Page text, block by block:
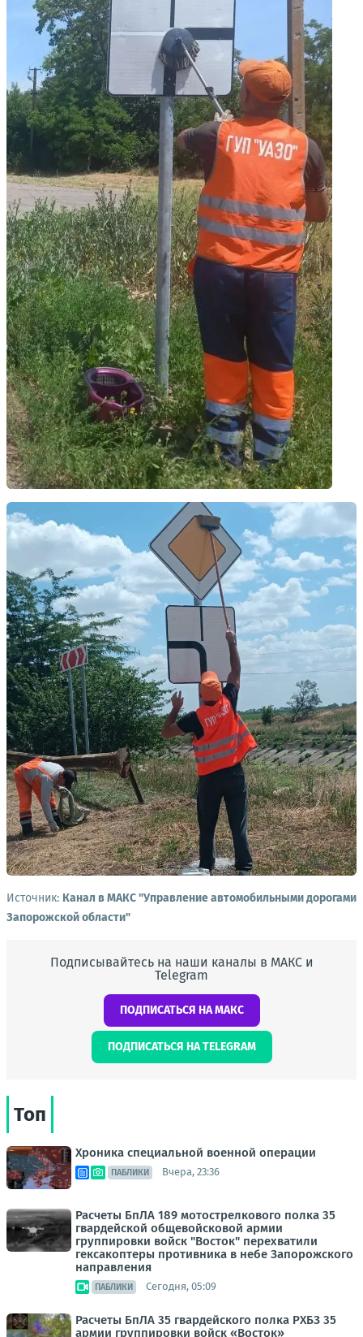
Источник: Канал в МАКС "Управление автомобильными дорогами
Запорожской области"
Подписывайтесь на наши каналы в МАКС и
Telegram
ПОДПИСАТЬСЯ НА МАКС
ПОДПИСАТЬСЯ НА TELEGRAM
Топ
Хроника специальной военной операции
ПАБЛИКИ Вчера, 23:36
Расчеты БпЛА 189 мотострелкового полка 35
гвардейской общевойсковой армии
группировки войск "Восток" перехватили
гексакоптеры противника в небе Запорожского
направления
ПАБЛИКИ Сегодня, 05:09
Расчеты БпЛА 35 гвардейского полка РХБЗ 35
армии группировки войск «Восток»